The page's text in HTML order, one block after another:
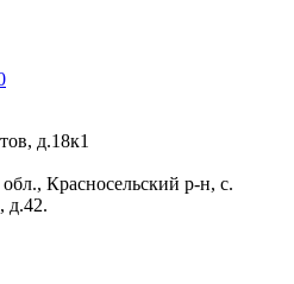
д.18к1
Красносельский р-н, с.
д.42.